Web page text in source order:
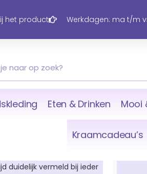
het product Werkdagen: ma t/m
Eten & Drinken Mooi
Kraamcadeau’s
duidelijk vermeld bij ieder